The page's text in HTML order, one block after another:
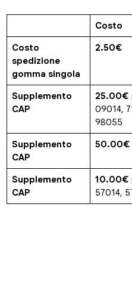
Costo
Costo
spedizione
gomma singola
2.50€
Supplemento
CAP
25.00€
09014,
98055
Supplemento
CAP
50.00€
Supplemento
CAP
10.00€
57014,